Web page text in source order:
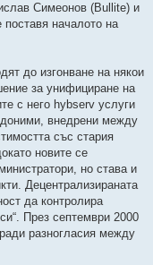
Симеонов (Bullite) и
поставя началото на
до изгонване на някои
за унифициране на
с него hybserv услуги
внедрени между
със стария
новите се
но става и
Децентрализираната
да контролира
През септември 2000
разногласия между